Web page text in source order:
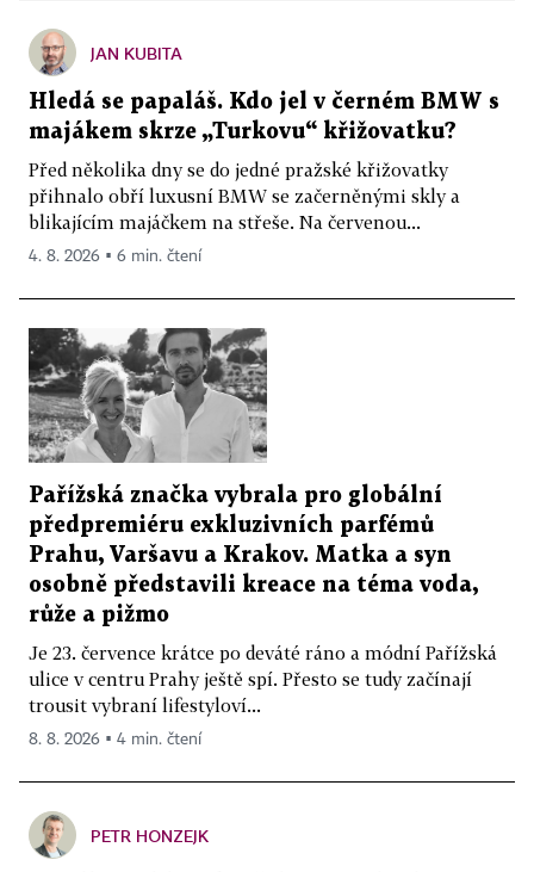
JAN KUBITA
Hledá se papaláš. Kdo jel v černém BMW s
majákem skrze „Turkovu“ křižovatku?
Před několika dny se do jedné pražské křižovatky
přihnalo obří luxusní BMW se začerněnými skly a
blikajícím majáčkem na střeše. Na červenou...
4. 8. 2026 ▪ 6 min. čtení
Pařížská značka vybrala pro globální
předpremiéru exkluzivních parfémů
Prahu, Varšavu a Krakov. Matka a syn
osobně představili kreace na téma voda,
růže a pižmo
Je 23. července krátce po deváté ráno a módní Pařížská
ulice v centru Prahy ještě spí. Přesto se tudy začínají
trousit vybraní lifestyloví...
8. 8. 2026 ▪ 4 min. čtení
PETR HONZEJK